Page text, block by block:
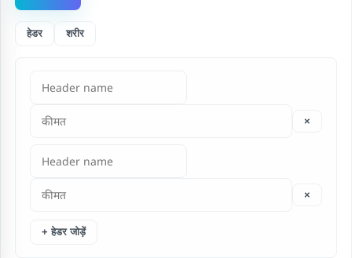
हेडर शरीर
×
×
+ हेडर जोड़ें